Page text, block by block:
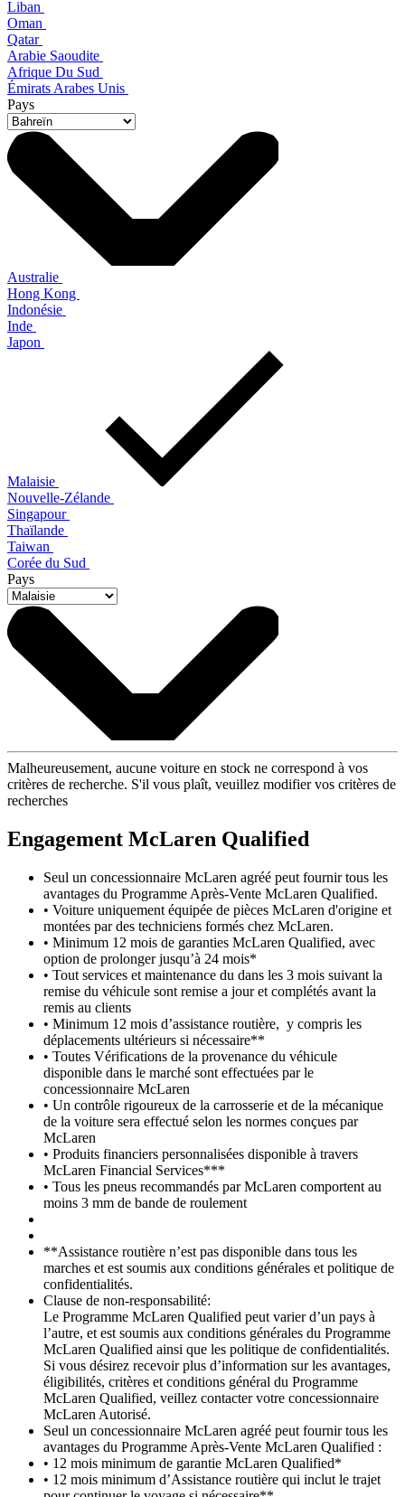
Liban
Oman
Qatar
Arabie Saoudite
Afrique Du Sud
Émirats Arabes Unis
Pays
Australie
Hong Kong
Indonésie
Inde
Japon
Malaisie
Nouvelle-Zélande
Singapour
Thaïlande
Taiwan
Corée du Sud
Pays
Malheureusement, aucune voiture en stock ne correspond à vos
critères de recherche. S'il vous plaît, veuillez modifier vos critères de
recherches
Engagement McLaren Qualified
Seul un concessionnaire McLaren agréé peut fournir tous les
avantages du Programme Après-Vente McLaren Qualified.
• Voiture uniquement équipée de pièces McLaren d'origine et
montées par des techniciens formés chez McLaren.
• Minimum 12 mois de garanties McLaren Qualified, avec
option de prolonger jusqu’à 24 mois*
• Tout services et maintenance du dans les 3 mois suivant la
remise du véhicule sont remise a jour et complétés avant la
remis au clients
• Minimum 12 mois d’assistance routière, y compris les
déplacements ultérieurs si nécessaire**
• Toutes Vérifications de la provenance du véhicule
disponible dans le marché sont effectuées par le
concessionnaire McLaren
• Un contrôle rigoureux de la carrosserie et de la mécanique
de la voiture sera effectué selon les normes conçues par
McLaren
• Produits financiers personnalisées disponible à travers
McLaren Financial Services***
• Tous les pneus recommandés par McLaren comportent au
moins 3 mm de bande de roulement
**Assistance routière n’est pas disponible dans tous les
marches et est soumis aux conditions générales et politique de
confidentialités.
Clause de non-responsabilité:
Le Programme McLaren Qualified peut varier d’un pays à
l’autre, et est soumis aux conditions générales du Programme
McLaren Qualified ainsi que les politique de confidentialités.
Si vous désirez recevoir plus d’information sur les avantages,
éligibilités, critères et conditions général du Programme
McLaren Qualified, veillez contacter votre concessionnaire
McLaren Autorisé.
Seul un concessionnaire McLaren agréé peut fournir tous les
avantages du Programme Après-Vente McLaren Qualified :
• 12 mois minimum de garantie McLaren Qualified*
• 12 mois minimum d’Assistance routière qui inclut le trajet